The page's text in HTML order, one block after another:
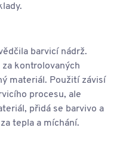
barvicí nádrž.
kontrolovaných
materiál. Použití závisí
procesu, ale
přidá se barvivo a
tepla a míchání.